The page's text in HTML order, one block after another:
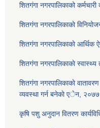
शितगंगा नगरपालिकाको
शितगंगा नगरपालिकाकाे
शितगंगा नगरपालिकाकाे आर्थिक
शितगंगा नगरपालिकाकाे
शितगंगा नगरपालिकाकाे
व्यवस्था गर्न बनेकाे एेन, २०७७
कृषि पशु अनुदान वितरण